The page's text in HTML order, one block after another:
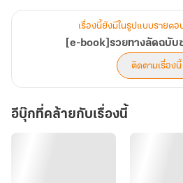
เรื่องนี้ยังมีในรูปแบบรายตอ
[e-book]รวยทางลัดฉบับ
ติดตามเรื่องนี้
อีบุ๊กที่คล้ายกับเรื่องนี้